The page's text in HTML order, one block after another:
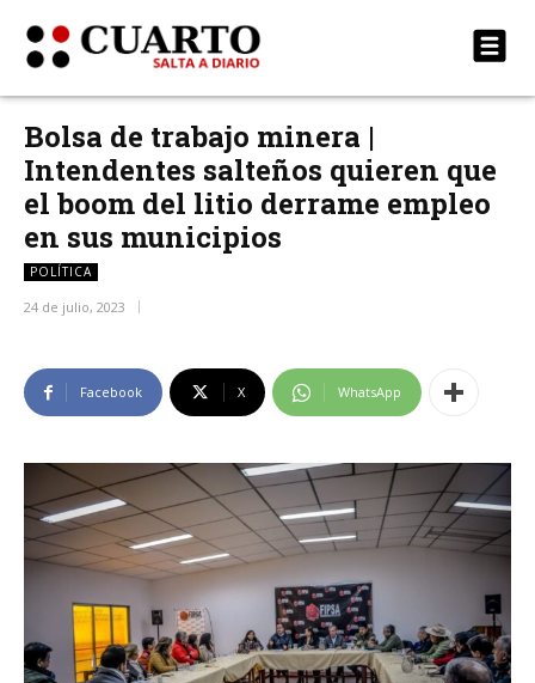
Bolsa de trabajo minera |
Intendentes salteños quieren que
el boom del litio derrame empleo
en sus municipios
POLÍTICA
24 de julio, 2023
Facebook X WhatsApp